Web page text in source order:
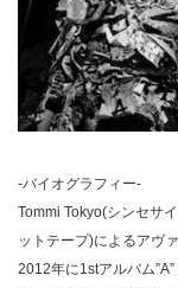
-バイオグラフィー-
Tommi Tokyo(シンセサ
ットテープ)によるアヴ
2012年に1stアルバム